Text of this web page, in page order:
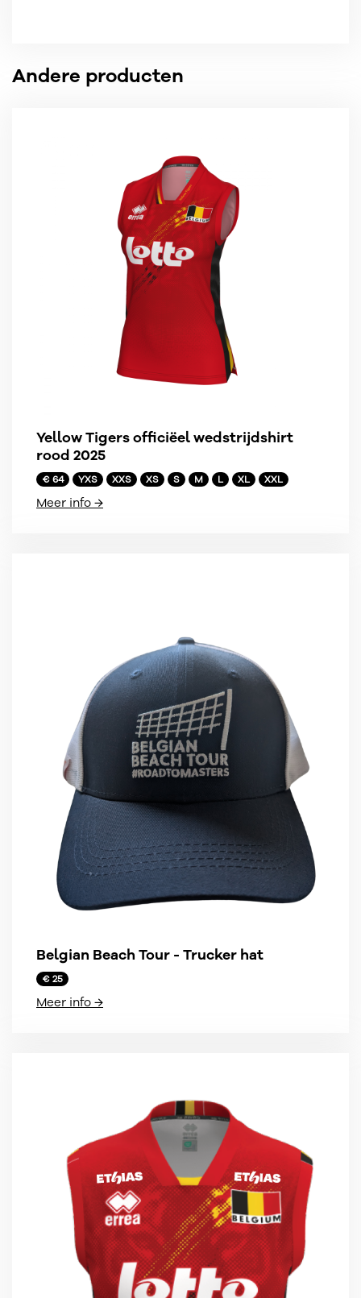
Andere producten
Yellow Tigers officiëel wedstrijdshirt
rood 2025
€ 64 YXS XXS XS S M L XL XXL
Meer info →
Belgian Beach Tour - Trucker hat
€ 25
Meer info →